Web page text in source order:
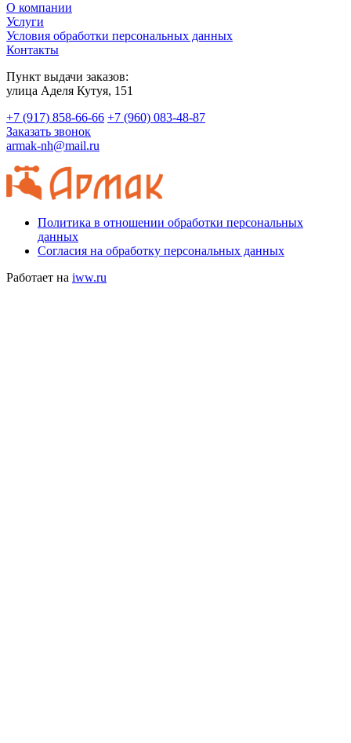
О компании
Услуги
Условия обработки персональных данных
Контакты
Пункт выдачи заказов:
​улица Аделя Кутуя, 151
+7 (917) 858-66-66 +7 (960) 083-48-87
Заказать звонок
armak-nh@mail.ru
Политика в отношении обработки персональных
данных
Согласия на обработку персональных данных
Работает на iww.ru